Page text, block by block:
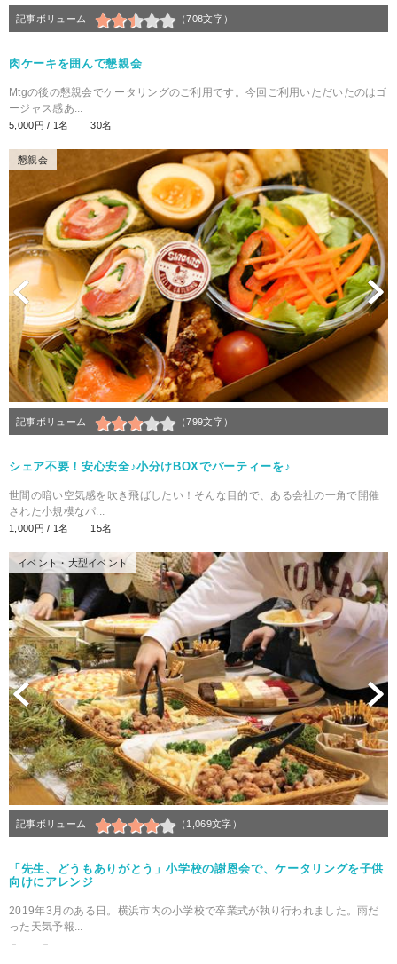
記事ボリューム （708文字）
肉ケーキを囲んで懇親会
Mtgの後の懇親会でケータリングのご利用です。今回ご利用いただいたのはゴ
ージャス感あ...
5,000円 / 1名 30名
Previous
懇親会
記事ボリューム （799文字）
シェア不要！安心安全♪小分けBOXでパーティーを♪
世間の暗い空気感を吹き飛ばしたい！そんな目的で、ある会社の一角で開催
された小規模なパ...
1,000円 / 1名 15名
Previous
イベント・大型イベント
記事ボリューム （1,069文字）
「先生、どうもありがとう」小学校の謝恩会で、ケータリングを子供
向けにアレンジ
2019年3月のある日。横浜市内の小学校で卒業式が執り行われました。雨だ
った天気予報...
－ －